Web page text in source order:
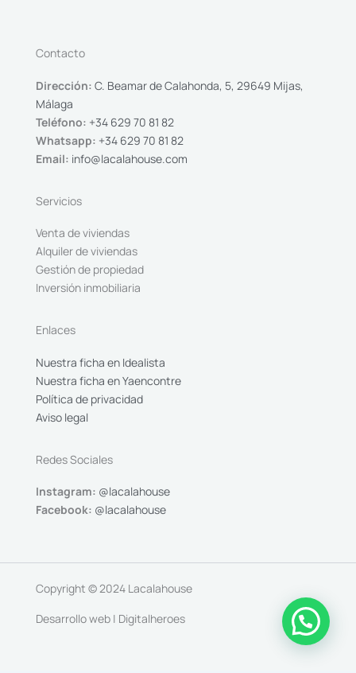
Contacto
Dirección: C. Beamar de Calahonda, 5, 29649 Mijas,
Málaga
Teléfono: +34 629 70 81 82
Whatsapp: +34 629 70 81 82
Email: info@lacalahouse.com
Servicios
Venta de viviendas
Alquiler de viviendas
Gestión de propiedad
Inversión inmobiliaria
Enlaces
Nuestra ficha en Idealista
Nuestra ficha en Yaencontre
Política de privacidad
Aviso legal
Redes Sociales
Instagram: @lacalahouse
Facebook: @lacalahouse
Copyright © 2024 Lacalahouse
Desarrollo web | Digitalheroes